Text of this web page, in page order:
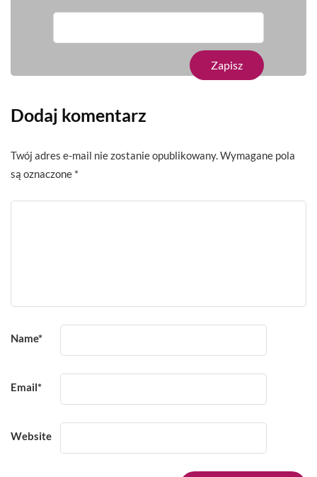
Dodaj komentarz
Twój adres e-mail nie zostanie opublikowany. Wymagane pola
są oznaczone *
Name*
Email*
Website